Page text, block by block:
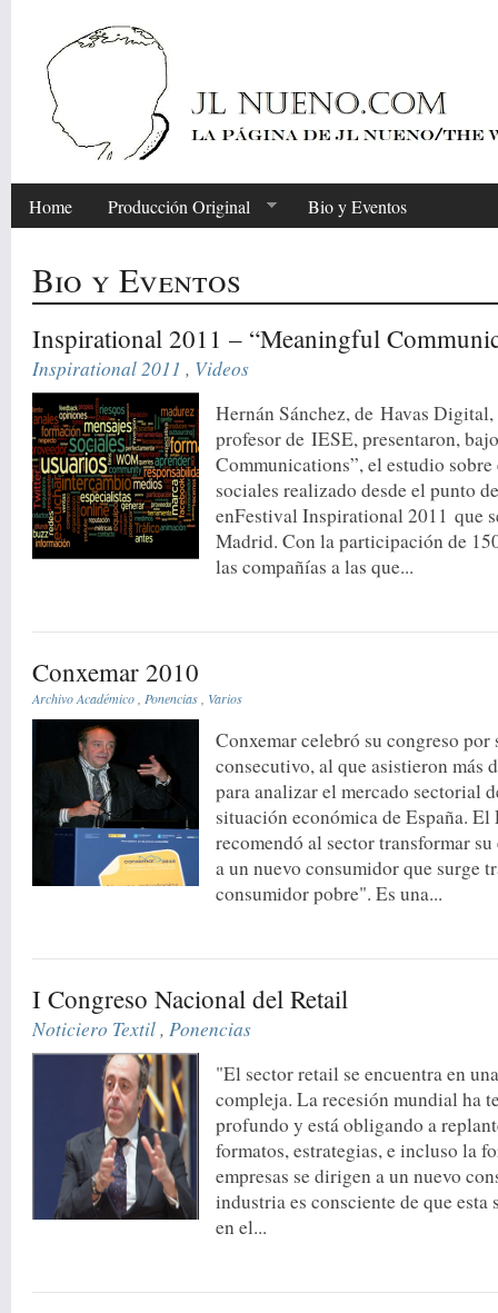
Home Producción Original Bio y Eventos
Bio y Eventos
Inspirational 2011 – “Meaningful
Inspirational 2011 , Videos
Hernán Sánchez, de Havas
profesor de IESE, presentaron,
Communications”, el estudio
sociales realizado desde el punto
enFestival Inspirational 2011 que
Madrid. Con la participación de
las compañías a las que...
Conxemar 2010
Archivo Académico Ponencias Varios
Conxemar celebró su congreso por
consecutivo, al que asistieron más
para analizar el mercado sectorial
situación económica de España.
recomendó al sector transformar
a un nuevo consumidor que surge
consumidor pobre". Es una...
I Congreso Nacional del Retail
Noticiero Textil,Ponencias
"El sector retail se encuentra en
compleja. La recesión mundial ha
profundo y está obligando a
formatos, estrategias, e incluso la
empresas se dirigen a un nuevo
industria es consciente de que esta
en el...